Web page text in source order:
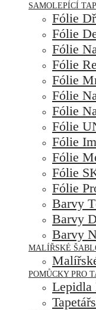
SAMOLEPÍCÍ
Fólie
Fólie
Fólie
Fólie
Fólie
Fólie
Fólie
Fólie
Fólie
Fólie
Fólie
Fólie
Barvy
Barvy
Barvy
MALÍŘSKÉ
POMŮCKY PRO
Lepidla